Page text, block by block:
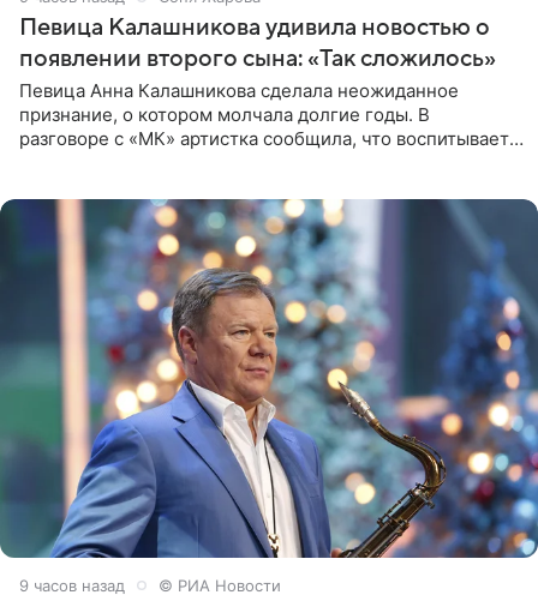
Певица Калашникова удивила новостью о
появлении второго сына: «Так сложилось»
Певица Анна Калашникова сделала неожиданное
признание, о котором молчала долгие годы. В
разговоре с «МК» артистка сообщила, что воспитывает
9 часов назад © РИА Новости